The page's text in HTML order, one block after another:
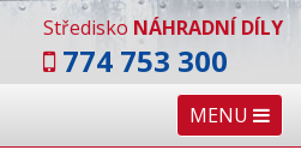
Středisko NÁHRADNÍ DÍLY
774 753 300
MENU